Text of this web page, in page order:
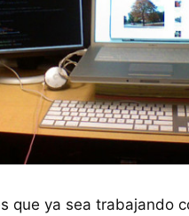
que ya sea trabajando